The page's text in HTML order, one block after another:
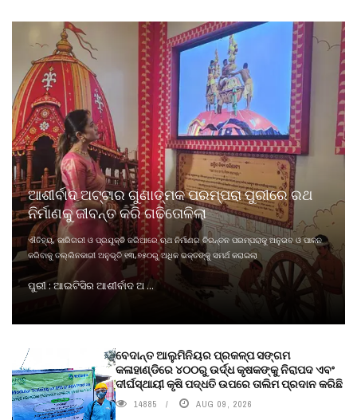
ଆଶୀର୍ବାଦ ଅଟ୍ଟାର ଗୁଣାତ୍ମକ ପରମ୍ପରା ପୁରୀରେ ରଥ
ନିର୍ମାଣକୁ ଜୀବନ୍ତ କରି ଗଢିତୋଳିଲା
ଐତିହ୍ୟ, କାରିଗରୀ ଓ ପ୍ରଯୁକ୍ତି ଜରିଆରେ ଋଥ ନିର୍ମାଣର ଚିରନ୍ତନ ପରମ୍ପରାକୁ ଅନୁଭବ ଓ ପାଳନ
କରିବାକୁ ତଲ୍ଲିନକାରୀ ଅନୁଭୂତି ୧୩,୭୫୦ରୁ ଅଧିକ ଭକ୍ତଙ୍କୁ ସମର୍ଥ କରାଇଲା
ପୁରୀ : ଆଇଟିସିର ଆଶୀର୍ବାଦ ଅ ...
ବେଦାନ୍ତ ଆଲୁମିନିୟର ପ୍ରକଳ୍ପ ସଙ୍ଗମ
କଳାହାଣ୍ଡିରେ ୪୦୦ରୁ ଉର୍ଦ୍ଧ କୃଷକଙ୍କୁ ନିରାପଦ ଏବଂ
ଦୀର୍ଘସ୍ଥାୟୀ କୃଷି ପଦ୍ଧତି ଉପରେ ତାଲିମ ପ୍ରଦାନ କରିଛି
14885 AUG 09, 2026